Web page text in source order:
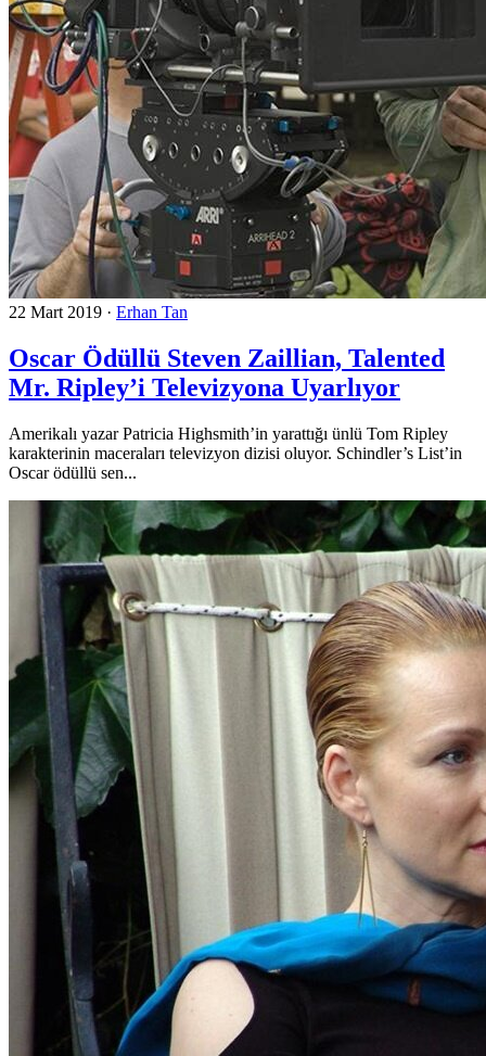
22 Mart 2019 · Erhan Tan
Oscar Ödüllü Steven Zaillian, Talented
Mr. Ripley’i Televizyona Uyarlıyor
Amerikalı yazar Patricia Highsmith’in yarattığı ünlü Tom Ripley
karakterinin maceraları televizyon dizisi oluyor. Schindler’s List’in
Oscar ödüllü sen...